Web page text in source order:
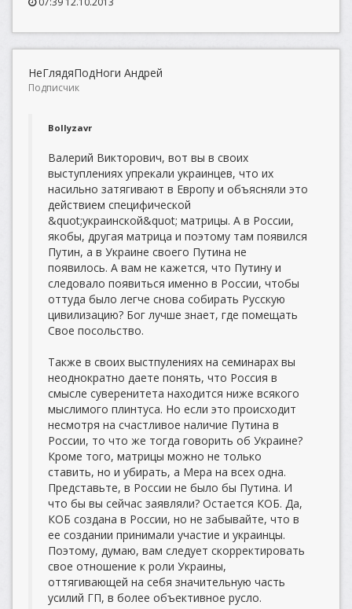
НеГлядяПодНоги Андрей
Подписчик
Bollyzavr
Валерий Викторович, вот вы в своих
выступлениях упрекали украинцев, что их
насильно затягивают в Европу и объясняли это
действием специфической
&quot;украинской&quot; матрицы. А в России,
якобы, другая матрица и поэтому там появился
Путин, а в Украине своего Путина не
появилось. А вам не кажется, что Путину и
следовало появиться именно в России, чтобы
оттуда было легче снова собирать Русскую
цивилизацию? Бог лучше знает, где помещать
Свое посольство.
Также в своих выстпулениях на семинарах вы
неоднократно даете понять, что Россия в
смысле суверенитета находится ниже всякого
мыслимого плинтуса. Но если это происходит
несмотря на счастливое наличие Путина в
России, то что же тогда говорить об Украине?
Кроме того, матрицы можно не только
ставить, но и убирать, а Мера на всех одна.
Представьте, в России не было бы Путина. И
что бы вы сейчас заявляли? Остается КОБ. Да,
КОБ создана в России, но не забывайте, что в
ее создании принимали участие и украинцы.
Поэтому, думаю, вам следует скорректировать
свое отношение к роли Украины,
оттягивающей на себя значительную часть
усилий ГП, в более объективное русло.